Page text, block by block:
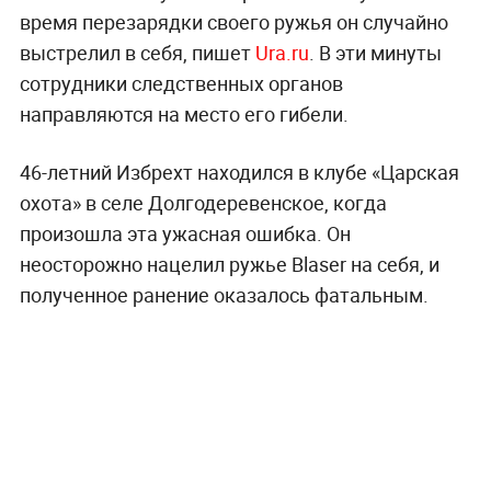
время перезарядки своего ружья он случайно
выстрелил в себя, пишетUra.ru . В эти минуты
сотрудники следственных органов
направляются на место его гибели.
46-летний Избрехт находился в клубе «Царская
охота» в селе Долгодеревенское, когда
произошла эта ужасная ошибка. Он
неосторожно нацелил ружье Blaser на себя, и
полученное ранение оказалось фатальным.